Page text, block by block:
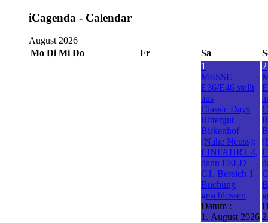
iCagenda - Calendar
August 2026
Mo Di Mi Do Fr Sa
1
MESSE
E36/E46 stellt
aus
Classic Days
Rittergut
Birkenhof
(Nähe Neuss);
EINFAHRT 4,
dann FELD
C1, Bereich 1
Buchung
geschlossen
Datum :
1. August 2026
2